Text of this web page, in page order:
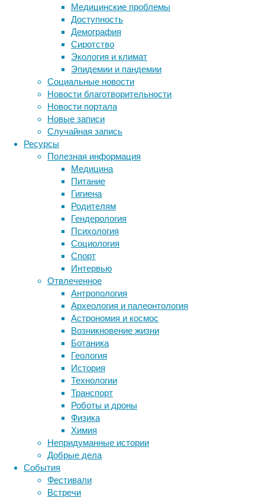
Медицинские проблемы
Доступность
Демография
Сиротство
Экология и климат
Эпидемии и пандемии
Социальные новости
Новости благотворительности
Новости портала
Новые записи
Случайная запись
Ресурсы
Полезная информация
Медицина
Питание
Гигиена
Родителям
Гендерология
Психология
Социология
Спорт
Интервью
Отвлеченное
Антропология
Археология и палеонтология
Астрономия и космос
Возникновение жизни
Ботаника
Геология
История
Технологии
Транспорт
Роботы и дроны
Физика
Химия
Непридуманные истории
Добрые дела
События
Фестивали
Встречи
испытала
белую
краску
CCP-
способную
защищать
здания
от
жары
и
солнца
в
сильнее,
стандартные
краски.
Кроме
того,
нанесение
материалы
стен
дает
процентную
экономию
электроэнергии
снижает
углеродный
след
на
28
процентов.
Метки
ДНК бактерии биология
биотехнология
генетика дети
здоровье знания
инструменты и методы
исследования
медицина
мозг наука
нейробиология
нейрофизиология